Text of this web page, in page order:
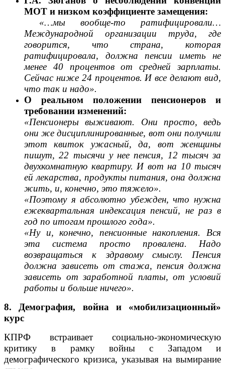
МОТ и низком коэффициенте замещения:
«…мы вообще-то ратифицировали…
Международной организации труда, где
говорится, что страна, которая
ратифицировала, должна пенсии иметь не
менее 40 процентов от средней зарплаты.
Сейчас ниже 24 процентов. И все делают вид,
что так и надо».
О реальном положении пенсионеров и
требовании изменений:
«Пенсионеры выживают. Они просто, ведь
они же дисциплинированные, вот они получили
этот квиток ужасный, да, вот женщины
пишут, 22 тысячи у нее пенсия, 12 тысяч за
двухкомнатную квартиру. И вот на 10 тысяч
ей лекарства, продукты питания, она должна
жить, и, конечно, это тяжело».
«Поэтому я абсолютно убежден, что нужна
ежеквартальная индексация пенсий, не раз в
год по итогам прошлого года».
«Ну и, конечно, пенсионные накопления. Вся
эта система просто провалена. Надо
возвращаться к здравому смыслу. Пенсия
должна зависеть от стажа, пенсия должна
зависеть от заработной платы, от условий
работы и больше ничего».
8. Демография, война и «мобилизационный»
курс
КПРФ встраивает социально-экономическую
критику в рамку войны с Западом и
демографического кризиса, указывая на вымирание